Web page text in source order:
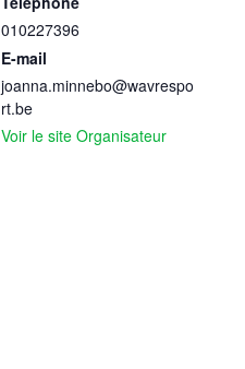
010227396
E-mail
joanna.minnebo@wavrespo
rt.be
Voir le site Organisateur